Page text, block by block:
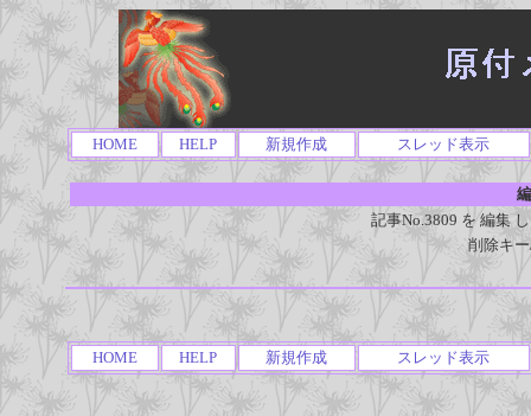
HOME HELP 新規作成 スレッド表示
記事No.3809 を 編集
削除キ
HOME HELP 新規作成 スレッド表示